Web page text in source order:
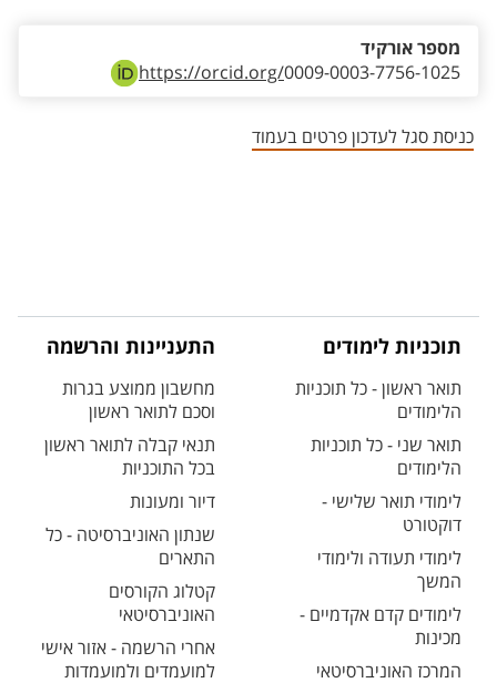
https://orcid.org/0009-0003-7756-1025
מספר אורקיד
כניסת סגל לעדכון פרטים בעמוד
תוכניות לימודים
תואר ראשון - כל תוכניות
הלימודים
תואר שני - כל תוכניות
הלימודים
לימודי תואר שלישי -
דוקטורט
לימודי תעודה ולימודי
המשך
לימודים קדם אקדמיים -
מכינות
המרכז האוניברסיטאי
התעניינות והרשמה
מחשבון ממוצע בגרות
וסכם לתואר ראשון
תנאי קבלה לתואר ראשון
בכל התוכניות
דיור ומעונות
שנתון האוניברסיטה - כל
התארים
קטלוג הקורסים
האוניברסיטאי
אחרי הרשמה - אזור אישי
למועמדים ולמועמדות